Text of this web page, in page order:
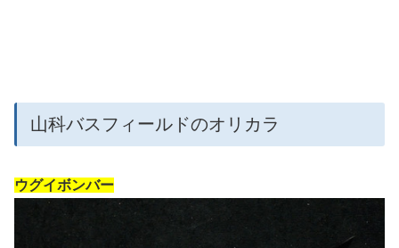
山科バスフィールドのオリカラ
ウグイボンバー